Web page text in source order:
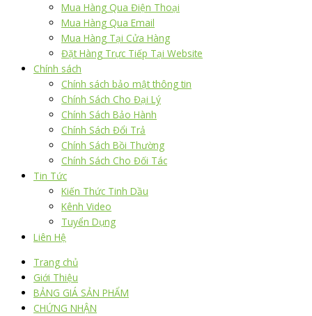
Mua Hàng Qua Điện Thoại
Mua Hàng Qua Email
Mua Hàng Tại Cửa Hàng
Đặt Hàng Trực Tiếp Tại Website
Chính sách
Chính sách bảo mật thông tin
Chính Sách Cho Đại Lý
Chính Sách Bảo Hành
Chính Sách Đổi Trả
Chính Sách Bồi Thường
Chính Sách Cho Đối Tác
Tin Tức
Kiến Thức Tinh Dầu
Kênh Video
Tuyển Dụng
Liên Hệ
Trang chủ
Giới Thiệu
BẢNG GIÁ SẢN PHẨM
CHỨNG NHẬN